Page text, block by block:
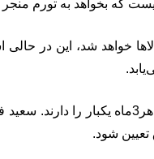
که بخواهد به تورم
خواهد شد، این در
به گزارش تسنیم, تورم به قدری در خنثی شدن افزایش مزد موثر است که برخی از
شود.